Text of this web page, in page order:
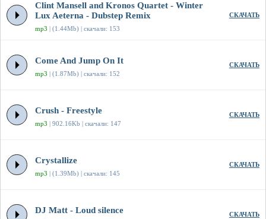
Clint Mansell and Kronos Quartet - Winter
Lux Aeterna - Dubstep Remix
mp3 | (1.44Mb) | скачали: 153
СКАЧАТЬ
Come And Jump On It
mp3 | (1.87Mb) | скачали: 152
СКАЧАТЬ
Crush - Freestyle
mp3 | 902.16Kb | скачали: 147
СКАЧАТЬ
Crystallize
mp3 | (1.39Mb) | скачали: 145
СКАЧАТЬ
DJ Matt - Loud silence СКАЧАТЬ